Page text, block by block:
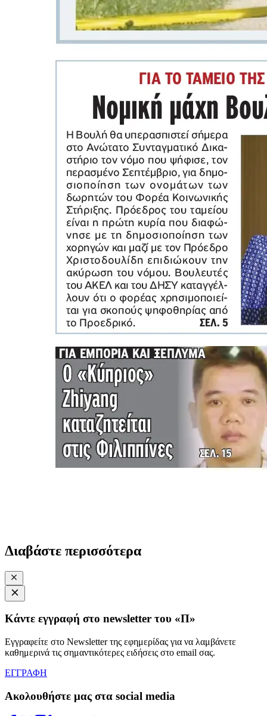
Διαβάστε περισσότερα
Κάντε εγγραφή στο newsletter του «Π»
Εγγραφείτε στο Newsletter της εφημερίδας για να λαμβάνετε
καθημερινά τις σημαντικότερες ειδήσεις στο email σας.
ΕΓΓΡΑΦΗ
Ακολουθήστε μας στα social media